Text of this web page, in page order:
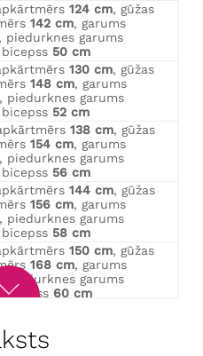
124 cm, gūžas
142 cm, garums
piedurknes garums
50 cm
130 cm, gūžas
148 cm, garums
piedurknes garums
52 cm
138 cm, gūžas
154 cm, garums
piedurknes garums
56 cm
144 cm, gūžas
156 cm, garums
piedurknes garums
58 cm
150 cm, gūžas
168 cm, garums
, piedurknes garums
, bicepss 60 cm
piedurknes garums